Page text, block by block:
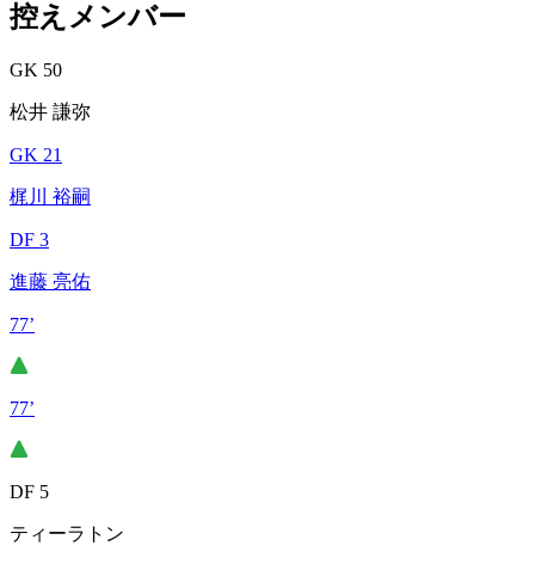
控えメンバー
GK 50
松井 謙弥
GK 21
梶川 裕嗣
DF 3
進藤 亮佑
77’
77’
DF 5
ティーラトン